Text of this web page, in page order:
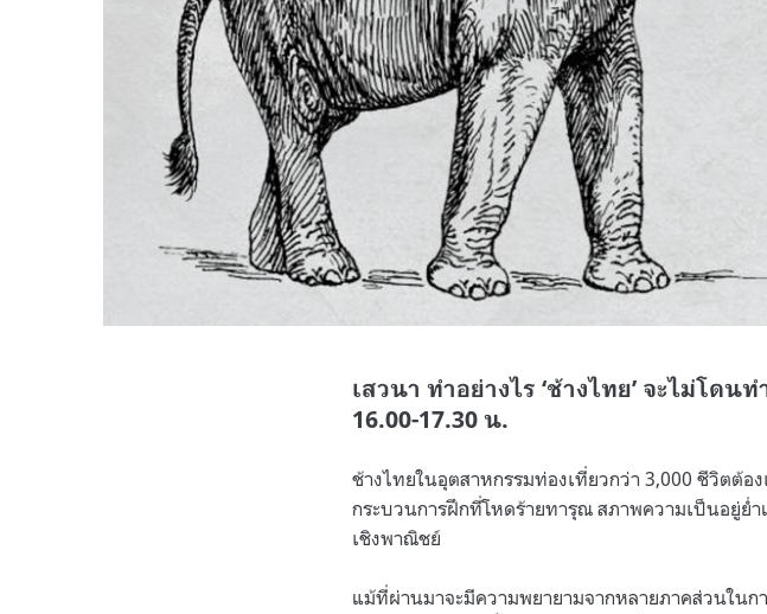
เสวนา ทำอย่างไร ‘ช้างไทย’ จะไม่โด
16.00-17.30 น.
ช้างไทยในอุตสาหกรรมท่องเที่ยวกว่า 3,000 ชีวิต
กระบวนการฝึกที่โหดร้ายทารุณ สภาพความเป็นอยู่ย่
เชิงพาณิชย์
แม้ที่ผ่านมาจะมีความพยายามจากหลายภาคส่วนใน